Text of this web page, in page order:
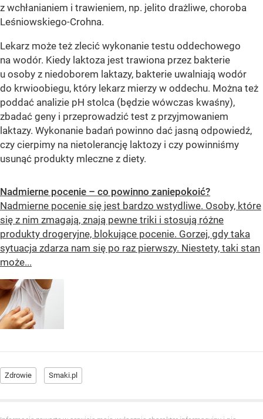
z wchłanianiem i trawieniem, np. jelito drażliwe, choroba
Leśniowskiego-Crohna.
Lekarz może też zlecić wykonanie testu oddechowego
na wodór. Kiedy laktoza jest trawiona przez bakterie
u osoby z niedoborem laktazy, bakterie uwalniają wodór
do krwioobiegu, który lekarz mierzy w oddechu. Można też
poddać analizie pH stolca (będzie wówczas kwaśny),
zbadać geny i przeprowadzić test z przyjmowaniem
laktazy. Wykonanie badań powinno dać jasną odpowiedź,
czy cierpimy na nietolerancję laktozy i czy powinniśmy
usunąć produkty mleczne z diety.
Nadmierne pocenie – co powinno zaniepokoić?
Nadmierne pocenie się jest bardzo wstydliwe. Osoby, które
się z nim zmagają, znają pewne triki i stosują różne
produkty drogeryjne, blokujące pocenie. Gorzej, gdy taka
sytuacja zdarza nam się po raz pierwszy. Niestety, taki stan
może...
Zdrowie Smaki.pl